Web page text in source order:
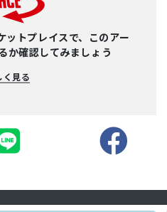
ットプレイスで、このアー
か確認してみましょう
く見る